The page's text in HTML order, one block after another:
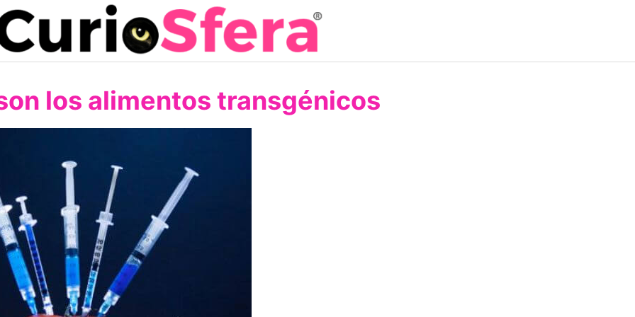
los alimentos transgénicos